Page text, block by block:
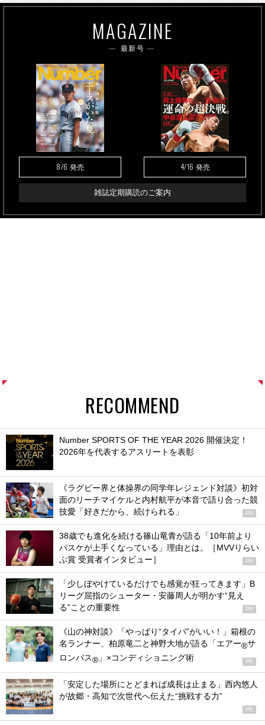
MAGAZINE
最新号
8/6 発売 4/16 発売
雑誌定期購読のご案内
RECOMMEND
Number SPORTS OF THE YEAR 2026 開催決定！
2026年を代表するアスリートを表彰
《ラグビー界と体操界の同学年レジェンド対談》初対
面のリーチマイケルと内村航平が本音で語り合った競
技愛「好きだから、続けられる」
PR
38歳でも進化を続ける篠山竜青が語る「10年前より
バスケが上手くなっている」理由とは。［MVVりらい
ぶ賞 受賞者インタビュー］
PR
「少しぼやけているだけでも感覚が狂ってきます」B
リーグ屈指のシューター・安藤周人が明かす“見え
る”ことの重要性
PR
《山の神対談》「やっぱり“タイパ”がいい！」箱根の
名ランナー、柏原竜二と神野大地が語る「エアー®サ
ロンパス® 」×コンディショニング術 PR
「安定した場所にとどまれば成長は止まる」西内悠人
が故郷・高知で次世代へ伝えた“挑戦する力”
PR